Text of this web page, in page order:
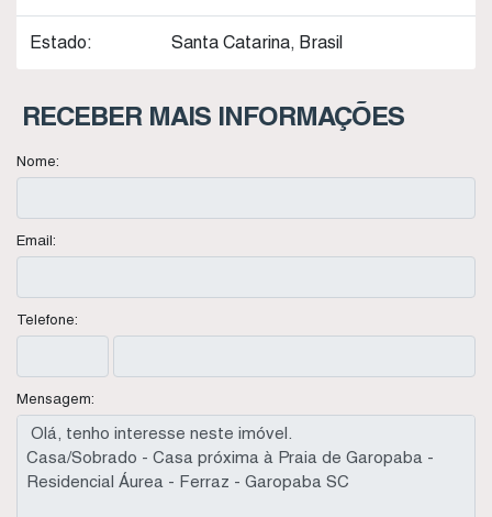
Estado: Santa Catarina, Brasil
RECEBER MAIS INFORMAÇÕES
Nome:
Email:
Telefone:
Mensagem: